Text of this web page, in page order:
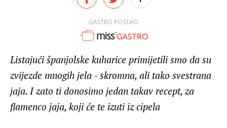
GASTRO POSTAO
Listajući španjolske kuharice primijetili smo da su
zvijezde mnogih jela - skromna, ali tako svestrana
jaja. I zato ti donosimo jedan takav recept, za
flamenco jaja, koji će te izuti iz cipela